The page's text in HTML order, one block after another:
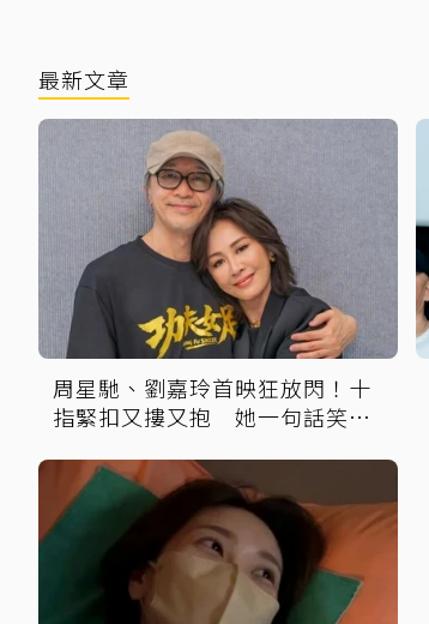
最新文章
周星馳、劉嘉玲首映狂放閃！十
指緊扣又摟又抱 她一句話笑翻